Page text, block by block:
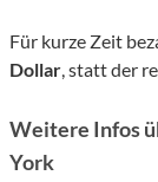
Für kurze Zeit
Dollar, statt der
Weitere Infos
York